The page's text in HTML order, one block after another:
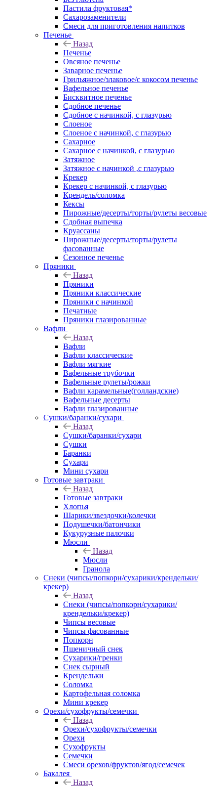
Пастила фруктовая*
Сахарозаменители
Смеси для приготовления напитков
Печенье
Назад
Печенье
Овсяное печенье
Заварное печенье
Грильяжное/злаковое/с кокосом печенье
Вафельное печенье
Бисквитное печенье
Сдобное печенье
Сдобное с начинкой, с глазурью
Слоеное
Слоеное с начинкой, с глазурью
Сахарное
Сахарное с начинкой, с глазурью
Затяжное
Затяжное с начинкой ,с глазурью
Крекер
Крекер с начинкой, с глазурью
Крендель/соломка
Кексы
Пирожные/десерты/торты/рулеты весовые
Сдобная выпечка
Круассаны
Пирожные/десерты/торты/рулеты
фасованные
Сезонное печенье
Пряники
Назад
Пряники
Пряники классические
Пряники с начинкой
Печатные
Пряники глазированные
Вафли
Назад
Вафли
Вафли классические
Вафли мягкие
Вафельные трубочки
Вафельные рулеты/рожки
Вафли карамельные(голландские)
Вафельные десерты
Вафли глазированные
Сушки/баранки/сухари
Назад
Сушки/баранки/сухари
Сушки
Баранки
Сухари
Мини сухари
Готовые завтраки
Назад
Готовые завтраки
Хлопья
Шарики/звездочки/колечки
Подушечки/батончики
Кукурузные палочки
Мюсли
Назад
Мюсли
Гранола
Снеки (чипсы/попкорн/сухарики/крендельки/
крекер)
Назад
Снеки (чипсы/попкорн/сухарики/
крендельки/крекер)
Чипсы весовые
Чипсы фасованные
Попкорн
Пшеничный снек
Сухарики/гренки
Снек сырный
Крендельки
Соломка
Картофельная соломка
Мини крекер
Орехи/сухофрукты/семечки
Назад
Орехи/сухофрукты/семечки
Орехи
Сухофрукты
Семечки
Смеси орехов/фруктов/ягод/семечек
Бакалея
Назад